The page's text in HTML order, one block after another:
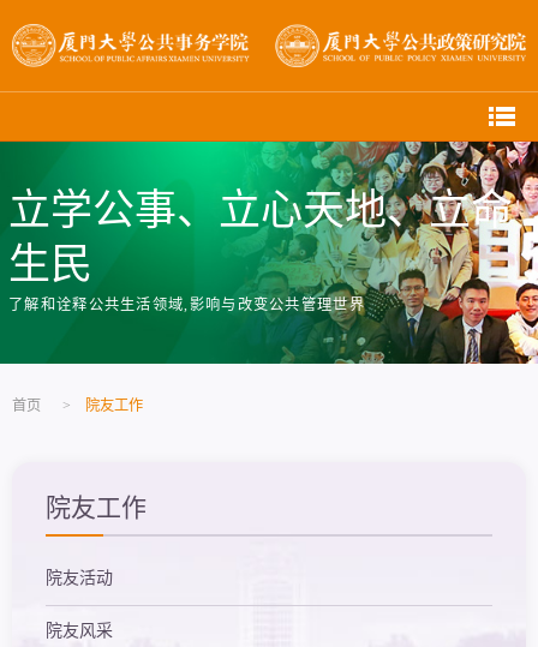
立学公事、立心天地、立命
生民
了解和诠释公共生活领域,影响与改变公共管理世界
首页 > 院友工作
院友工作
院友活动
院友风采